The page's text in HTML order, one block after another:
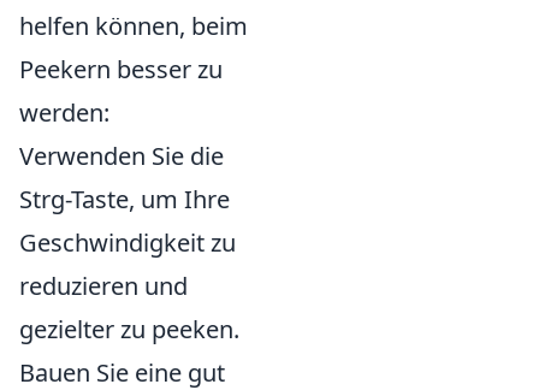
helfen können, beim
Peekern besser zu
werden:
Verwenden Sie die
Strg-Taste, um Ihre
Geschwindigkeit zu
reduzieren und
gezielter zu peeken.
Bauen Sie eine gut